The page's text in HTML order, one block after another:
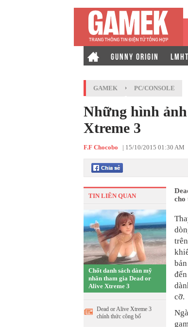
GUNNY ORIGIN LMHT
GAMEK › PC/CONSOLE
Những hình
Xtreme 3
F.F Chocobo | 15/10/2015 01:30 AM
TIN LIÊN QUAN
Chốt danh sách dàn mỹ
nhân tham gia Dead or
Alive Xtreme 3
Dead or Alive Xtreme 3
chính thức công bố
cho
cỡ.